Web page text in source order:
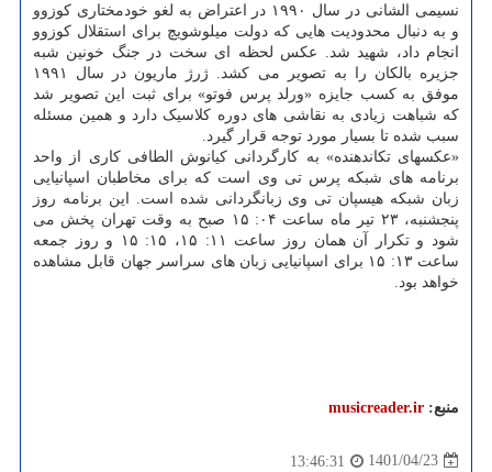
نسیمی الشانی در سال ۱۹۹۰ در اعتراض به لغو خودمختاری کوزوو
و به دنبال محدودیت هایی که دولت میلوشویچ برای استقلال کوزوو
انجام داد، شهید شد. عکس لحظه ای سخت در جنگ خونین شبه
جزیره بالکان را به تصویر می کشد. ژرژ ماریون در سال ۱۹۹۱
موفق به کسب جایزه «ورلد پرس فوتو» برای ثبت این تصویر شد
که شباهت زیادی به نقاشی های دوره کلاسیک دارد و همین مسئله
سبب شده تا بسیار مورد توجه قرار گیرد.
«عکس‎های تکان‎دهنده» به کارگردانی کیانوش الطافی کاری از واحد
برنامه های شبکه پرس تی وی است که برای مخاطبان اسپانیایی
زبان شبکه هیسپان تی وی زبانگردانی شده است. این برنامه روز
پنجشنبه، ۲۳ تیر ماه ساعت ۰۴: ۱۵ صبح به وقت تهران پخش می
شود و تکرار آن همان روز ساعت ۱۱: ۱۵، ۱۵: ۱۵ و روز جمعه
ساعت ۱۳: ۱۵ برای اسپانیایی زبان های سراسر جهان قابل مشاهده
خواهد بود.
منبع: musicreader.ir
1401/04/23
13:46:31